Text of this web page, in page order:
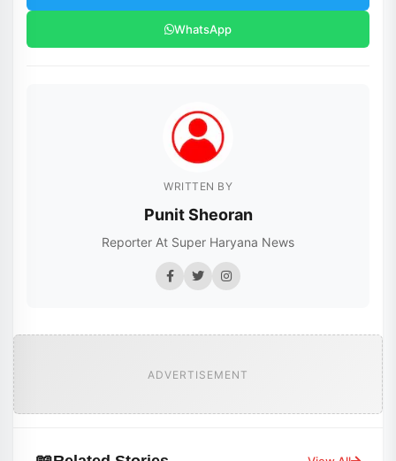
WhatsApp
WRITTEN BY
Punit Sheoran
Reporter At Super Haryana News
ADVERTISEMENT